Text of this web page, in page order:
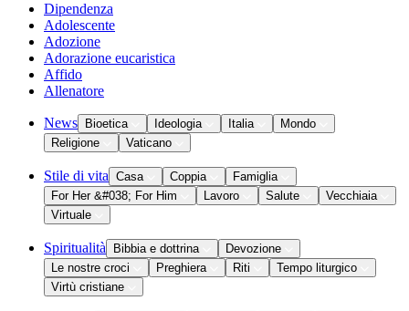
Dipendenza
Adolescente
Adozione
Adorazione eucaristica
Affido
Allenatore
News Bioetica Ideologia Italia
Mondo
Religione
Vaticano
Stile di vita Casa Coppia
Famiglia
For Her &#038; For Him
Lavoro Salute
Vecchiaia
Virtuale
Spiritualità Bibbia e dottrina
Devozione
Le nostre croci
Preghiera Riti
Tempo liturgico
Virtù cristiane